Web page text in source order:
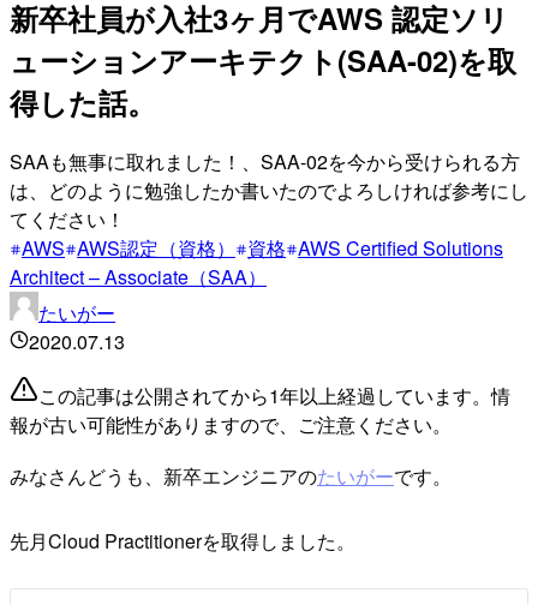
新卒社員が入社3ヶ月でAWS 認定ソリ
ューションアーキテクト(SAA-02)を取
得した話。
SAAも無事に取れました！、SAA-02を今から受けられる方
は、どのように勉強したか書いたのでよろしければ参考にし
てください！
AWS AWS認定（資格） 資格 AWS Certified Solutions
Architect – Associate（SAA）
たいがー
2020.07.13
この記事は公開されてから1年以上経過しています。情
報が古い可能性がありますので、ご注意ください。
みなさんどうも、新卒エンジニアのたいがーです。
先月Cloud Practitionerを取得しました。